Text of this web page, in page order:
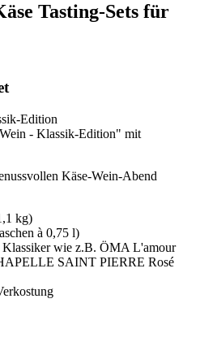
Tasting-Sets für
- Klassik-Edition" mit
Käse-Wein-Abend
kg)
à 0,75 l)
Klassiker wie z.B. ÖMA L'amour
SAINT PIERRE Rosé